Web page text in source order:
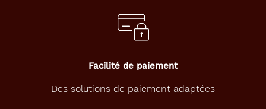
Facilité de paiement
Des solutions de paiement adaptées